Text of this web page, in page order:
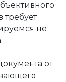
требует
не
от